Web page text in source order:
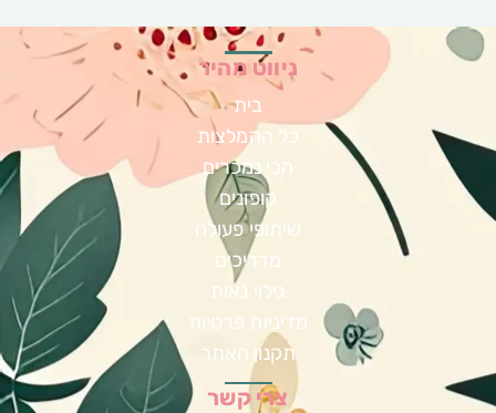
ניווט מהיר
בית
כל ההמלצות
הכי נמכרים
קופונים
שיתופי פעולה
מדריכים
גילוי נאות
מדיניות פרטיות
תקנון האתר
צרי קשר